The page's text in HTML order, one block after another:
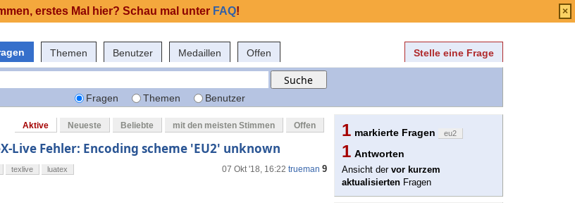
Themen Benutzer Medaillen Offen Stelle eine Frage
Fragen Themen Benutzer
Aktive Neueste Beliebte mit den meisten Stimmen Offen
Live Fehler: Encoding scheme 'EU2' unknown
07 Okt '18, 16:22 trueman 9
texlive luatex
1 markierte Fragen eu2
1 Antworten
Ansicht der vor kurzem
aktualisierten Fragen
erstes Mal hier? Schau mal unter FAQ! ×